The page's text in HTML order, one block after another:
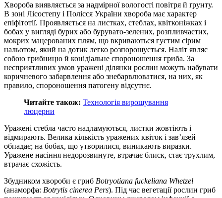
Хвороба виявляється за надмірної вологості повітря й ґрунту.
В зоні Лісостепу і Полісся України хвороба має характер
епіфітотії. Проявляється на листках, стеблах, квітконіжках і
бобах у вигляді бурих або бурувато-зелених, розпливчастих,
мокрих мацерованих плям, що вкриваються густим сірим
нальотом, який на дотик легко розпорошується. Наліт являє
собою грибницю й конідіальне спороношення гриба. За
несприятливих умов уражені ділянки рослин можуть набувати
коричневого забарвлення або знебарвлюватися, на них, як
правило, спороношення патогену відсутнє.
Читайте також: Технологія вирощування
люцерни
Уражені стебла часто надламуються, листки жовтіють і
відмирають. Велика кількість уражених квіток і зав’язей
обпадає; на бобах, що утворилися, виникають виразки.
Уражене насіння недорозвинуте, втрачає блиск, стає трухлим,
втрачає схожість.
Збудником хвороби є гриб Botryotiana fuckeliana Whetzel
(анаморфа: Botrytis cinerea Pers). Під час вегетації рослин гриб